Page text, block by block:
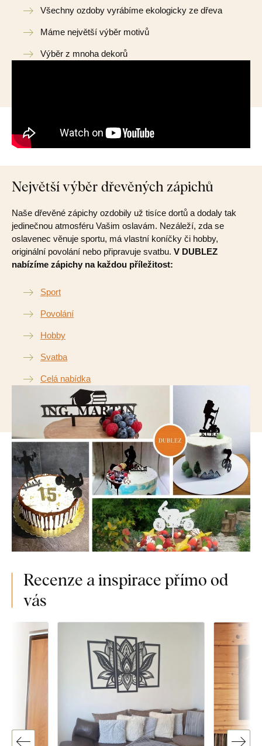
Všechny ozdoby vyrábíme ekologicky ze dřeva
Máme největší výběr motivů
Výběr z mnoha dekorů
Největší výběr dřevěných zápichů
Naše dřevěné zápichy ozdobily už tisíce dortů a dodaly tak
jedinečnou atmosféru Vašim oslavám. Nezáleží, zda se
oslavenec věnuje sportu, má vlastní koníčky či hobby,
originální povolání nebo připravuje svatbu. V DUBLEZ
nabízíme zápichy na každou příležitost:
Sport
Povolání
Hobby
Svatba
Celá nabídka
Recenze a inspirace přímo od
vás